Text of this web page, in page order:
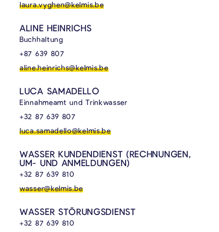
laura.vyghen@kelmis.be
ALINE HEINRICHS
Buchhaltung
+87 639 807
aline.heinrichs@kelmis.be
LUCA SAMADELLO
Einnahmeamt und Trinkwasser
+32 87 639 807
luca.samadello@kelmis.be
WASSER KUNDENDIENST (RECHNUNGEN,
UM- UND ANMELDUNGEN)
+32 87 639 810
wasser@kelmis.be
WASSER STÖRUNGSDIENST
+32 87 639 810